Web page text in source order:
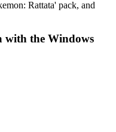
Rattata' pack, and
with the Windows